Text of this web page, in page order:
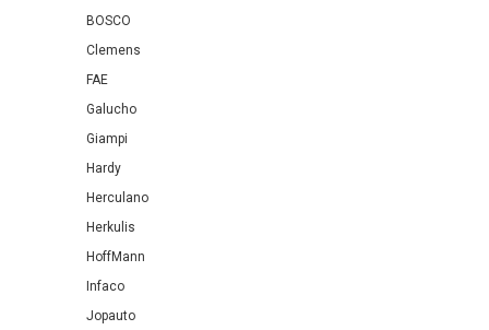
BOSCO
Clemens
FAE
Galucho
Giampi
Hardy
Herculano
Herkulis
HoffMann
Infaco
Jopauto